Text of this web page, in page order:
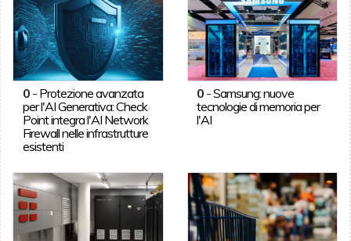
0- Protezione avanzata
per l'AI Generativa: Check
Point integra l'AI Network
Firewall nelle infrastrutture
esistenti
0 -Samsung: nuove
tecnologie di memoria per
l'AI